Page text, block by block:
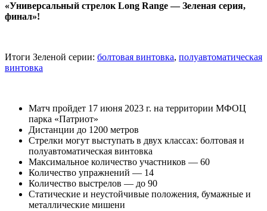
«Универсальный стрелок Long Range — Зеленая серия,
финал»!
Итоги Зеленой серии: болтовая винтовка, полуавтоматическая
винтовка
Матч пройдет 17 июня 2023 г. на территории МФОЦ
парка «Патриот»
Дистанции до 1200 метров
Стрелки могут выступать в двух классах: болтовая и
полуавтоматическая винтовка
Максимальное количество участников — 60
Количество упражнений — 14
Количество выстрелов — до 90
Статические и неустойчивые положения, бумажные и
металлические мишени